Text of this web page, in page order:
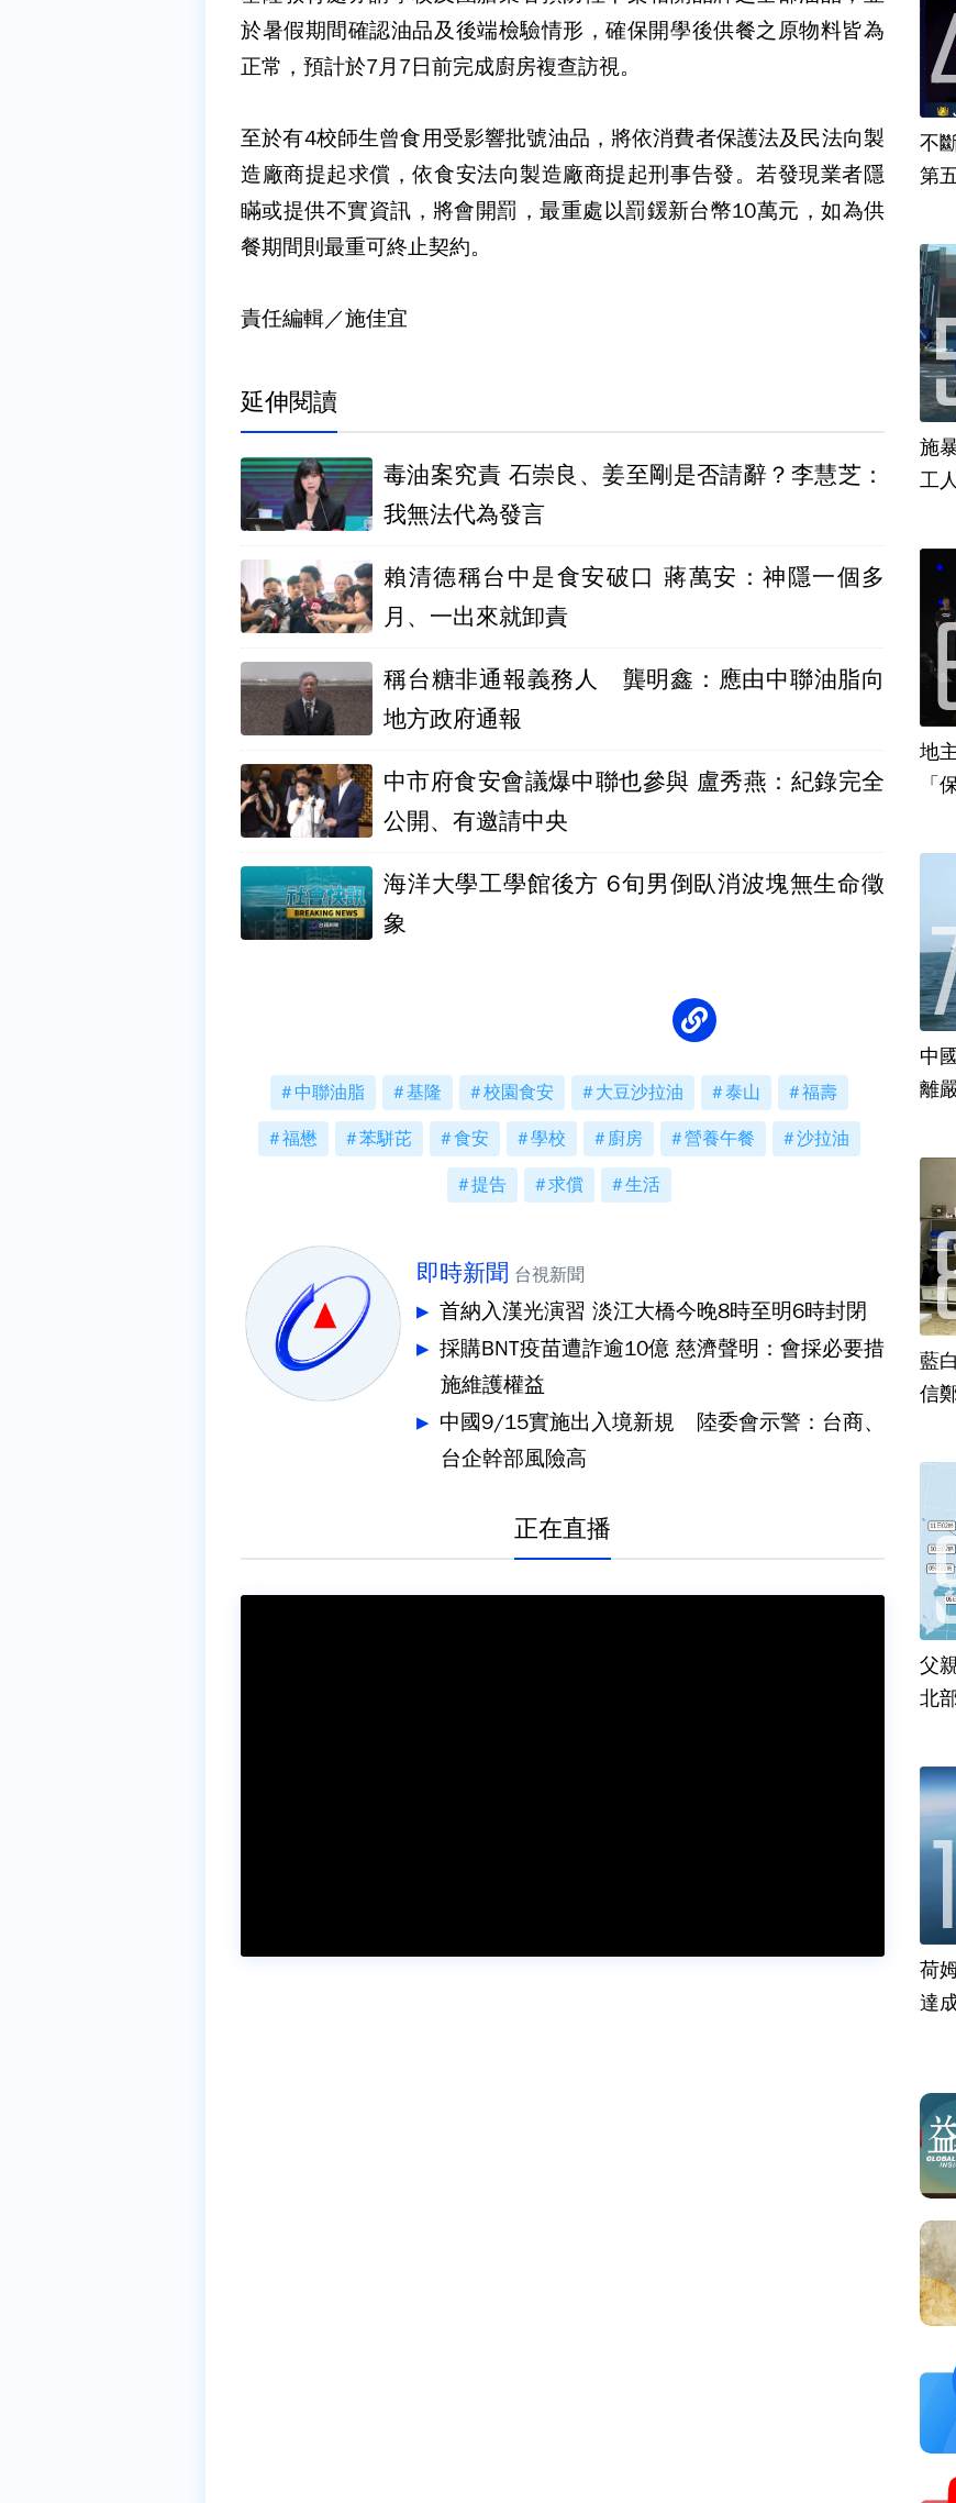
於暑假期間確認油品及後端檢驗情形，確保開學後供餐之原物料皆為
正常，預計於7月7日前完成廚房複查訪視。
至於有4校師生曾食用受影響批號油品，將依消費者保護法及民法向製
造廠商提起求償，依食安法向製造廠商提起刑事告發。若發現業者隱
瞞或提供不實資訊，將會開罰，最重處以罰鍰新台幣10萬元，如為供
餐期間則最重可終止契約。
責任編輯／施佳宜
延伸閱讀
毒油案究責 石崇良、姜至剛是否請辭？李慧芝：
我無法代為發言
賴清德稱台中是食安破口 蔣萬安：神隱一個多
月、一出來就卸責
稱台糖非通報義務人 龔明鑫：應由中聯油脂向
地方政府通報
中市府食安會議爆中聯也參與 盧秀燕：紀錄完全
公開、有邀請中央
海洋大學工學館後方 6旬男倒臥消波塊無生命徵
象
中聯油脂 基隆 校園食安 大豆沙拉油 泰山 福壽
福懋 苯駢芘 食安 學校 廚房 營養午餐 沙拉油
提告 求償 生活
即時新聞 台視新聞
首納入漢光演習 淡江大橋今晚8時至明6時封閉
採購BNT疫苗遭詐逾10億 慈濟聲明：會採必要措
施維護權益
中國9/15實施出入境新規 陸委會示警：台商、
台企幹部風險高
正在直播
不
第
施
工
地
「
中
離
藍
信
父
北
荷
達